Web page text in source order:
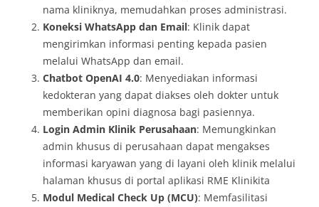
nama kliniknya, memudahkan proses administrasi.
Koneksi WhatsApp dan Email: Klinik dapat
mengirimkan informasi penting kepada pasien
melalui WhatsApp dan email.
Chatbot OpenAI 4.0: Menyediakan informasi
kedokteran yang dapat diakses oleh dokter untuk
memberikan opini diagnosa bagi pasiennya.
Login Admin Klinik Perusahaan: Memungkinkan
admin khusus di perusahaan dapat mengakses
informasi karyawan yang di layani oleh klinik melalui
halaman khusus di portal aplikasi RME Klinikita
Modul Medical Check Up (MCU): Memfasilitasi